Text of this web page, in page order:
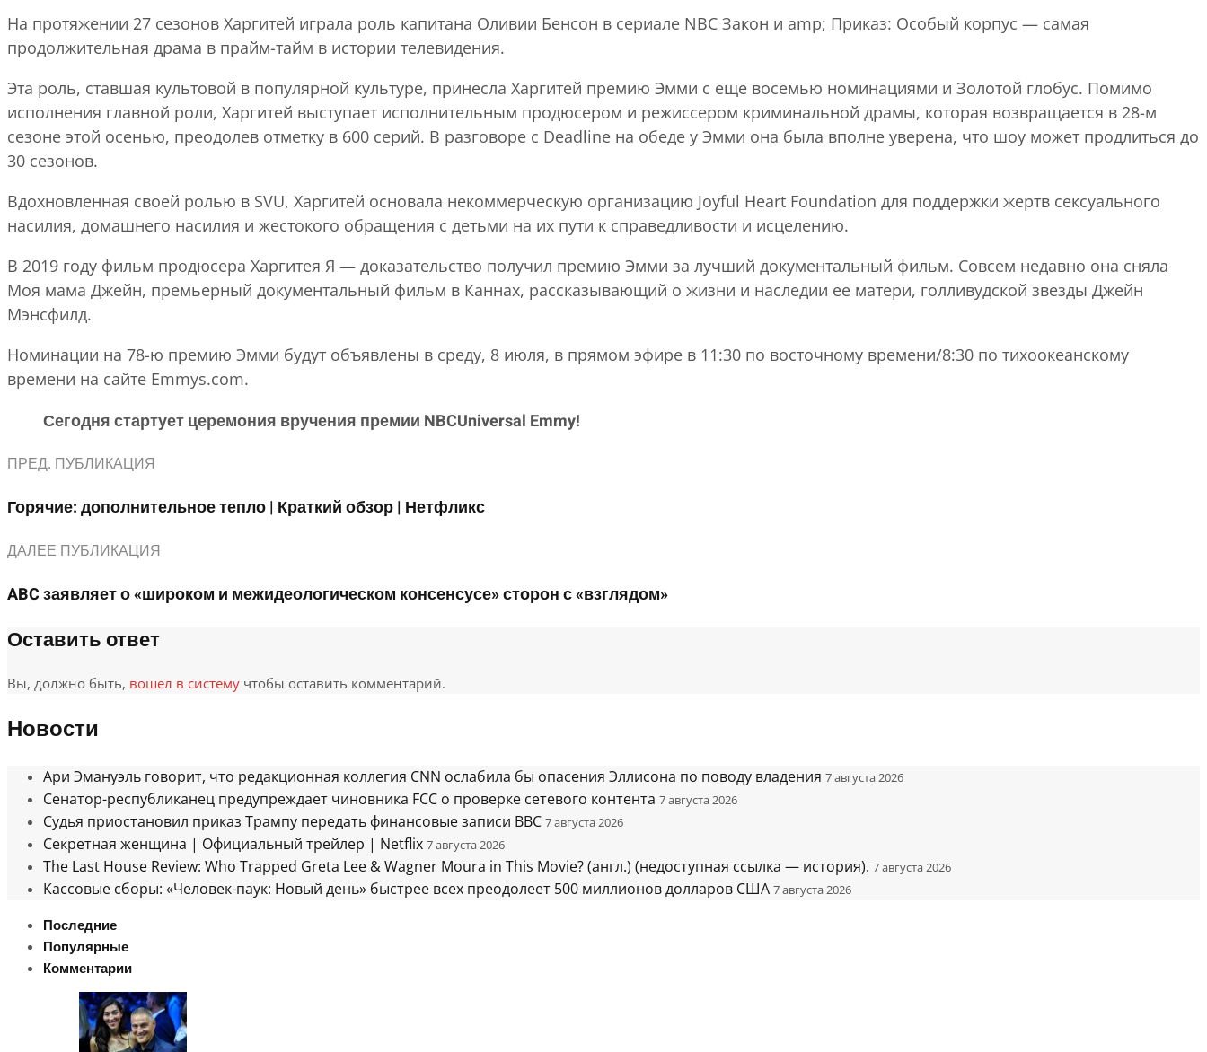
На протяжении 27 сезонов Харгитей играла роль капитана Оливии Бенсон в сериале NBC Закон и amp; Приказ: Особый корпус — самая
продолжительная драма в прайм-тайм в истории телевидения.
Эта роль, ставшая культовой в популярной культуре, принесла Харгитей премию Эмми с еще восемью номинациями и Золотой глобус. Помимо
исполнения главной роли, Харгитей выступает исполнительным продюсером и режиссером криминальной драмы, которая возвращается в 28-м
сезоне этой осенью, преодолев отметку в 600 серий. В разговоре с Deadline на обеде у Эмми она была вполне уверена, что шоу может продлиться до
30 сезонов.
Вдохновленная своей ролью в SVU, Харгитей основала некоммерческую организацию Joyful Heart Foundation для поддержки жертв сексуального
насилия, домашнего насилия и жестокого обращения с детьми на их пути к справедливости и исцелению.
В 2019 году фильм продюсера Харгитея Я — доказательство получил премию Эмми за лучший документальный фильм. Совсем недавно она сняла
Моя мама Джейн, премьерный документальный фильм в Каннах, рассказывающий о жизни и наследии ее матери, голливудской звезды Джейн
Мэнсфилд.
Номинации на 78-ю премию Эмми будут объявлены в среду, 8 июля, в прямом эфире в 11:30 по восточному времени/8:30 по тихоокеанскому
времени на сайте Emmys.com.
Сегодня стартует церемония вручения премии NBCUniversal Emmy!
ПРЕД. ПУБЛИКАЦИЯ
Горячие: дополнительное тепло | Краткий обзор | Нетфликс
ДАЛЕЕ ПУБЛИКАЦИЯ
ABC заявляет о «широком и межидеологическом консенсусе» сторон с «взглядом»
Оставить ответ
Вы, должно быть, вошел в систему чтобы оставить комментарий.
Новости
Ари Эмануэль говорит, что редакционная коллегия CNN ослабила бы опасения Эллисона по поводу владения 7 августа 2026
Сенатор-республиканец предупреждает чиновника FCC о проверке сетевого контента 7 августа 2026
Судья приостановил приказ Трампу передать финансовые записи BBC 7 августа 2026
Секретная женщина | Официальный трейлер | Netflix 7 августа 2026
The Last House Review: Who Trapped Greta Lee & Wagner Moura in This Movie? (англ.) (недоступная ссылка — история). 7 августа 2026
Кассовые сборы: «Человек-паук: Новый день» быстрее всех преодолеет 500 миллионов долларов США 7 августа 2026
Последние
Популярные
Комментарии